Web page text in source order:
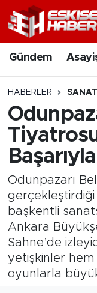
Gündem
HABERLER SANAT
Odunpazarı
başkentli
Ankara
Sahne’de
yetişkinler hem
oyunlarla
Gündem
Asayiş
Siyaset
Spor
Sağlık
Ekonomi
Eğitim
Sanat
Nöbetçi
Hava
Trafik
Süper Lig
Tüm
Son Dakika
Haber Arşivi